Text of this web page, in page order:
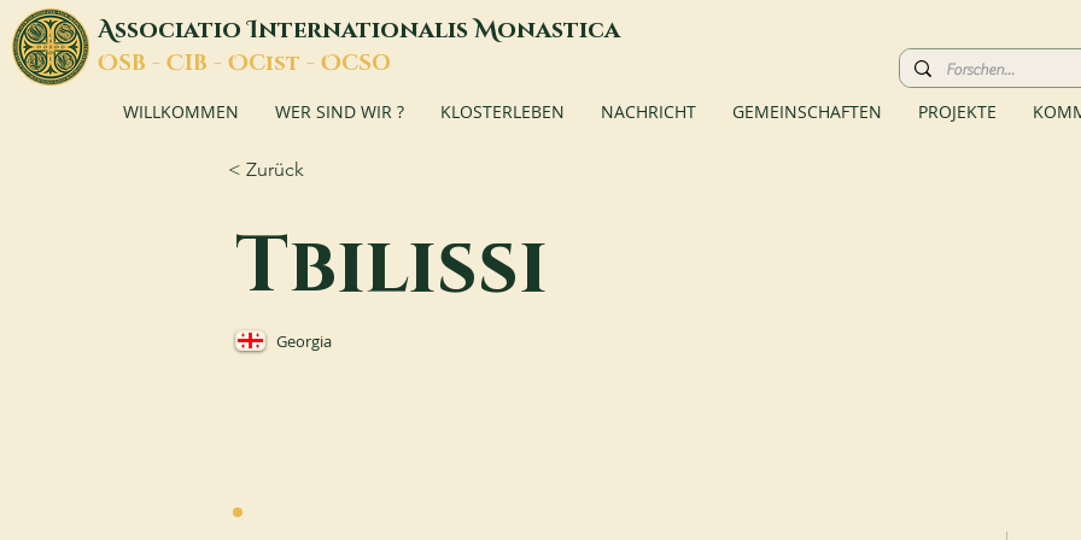
AssociatioInternationalisMonastica
OSB - CIB - OCist - OCSO
WILLKOMMEN WER SIND WIR ? KLOSTERLEBEN NACHRICHT GEMEINSCHAFTEN PROJEKTE
< Zurück
Tbilissi
Georgia